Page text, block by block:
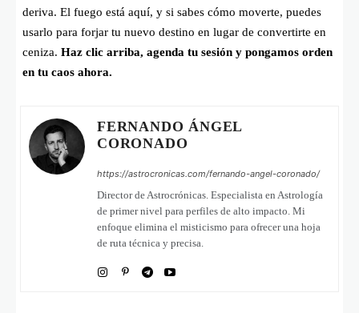
deriva. El fuego está aquí, y si sabes cómo moverte, puedes
usarlo para forjar tu nuevo destino en lugar de convertirte en
ceniza. Haz clic arriba, agenda tu sesión y pongamos orden
en tu caos ahora.
FERNANDO ÁNGEL
CORONADO
https://astrocronicas.com/fernando-angel-coronado/
Director de Astrocrónicas. Especialista en Astrología
de primer nivel para perfiles de alto impacto. Mi
enfoque elimina el misticismo para ofrecer una hoja
de ruta técnica y precisa.